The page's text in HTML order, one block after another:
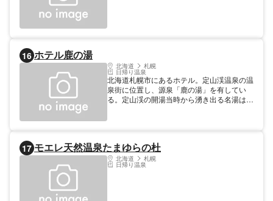
16 ホテル鹿の湯
北海道 札幌
日帰り温泉
北海道札幌市にあるホテル。定山渓温泉の温
泉街に位置し、源泉「鹿の湯」を有してい
る。定山渓の開湯当時から湧き出る名湯は、
コーナーやカラオケ、ナイトクラブなど、娯
楽施設も充実している。
17 モエレ天然温泉たまゆらの杜
北海道 札幌
日帰り温泉